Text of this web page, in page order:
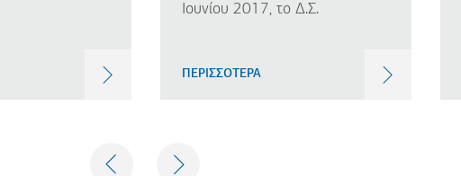
Ιουνίου 2017, το Δ.Σ.
ΠΕΡΙΣΣΟΤΕΡΑ